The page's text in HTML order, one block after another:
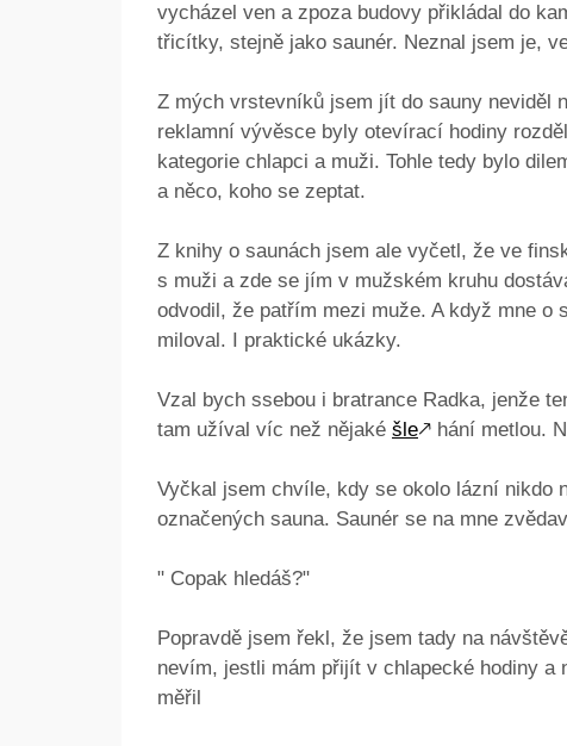
vycházel ven a zpoza budovy přikládal do
třicítky, stejně jako saunér. Neznal jsem je,
Z mých vrstevníků jsem jít do sauny neviděl
reklamní vývěsce byly otevírací hodiny
kategorie chlapci a muži. Tohle tedy bylo
a něco, koho se zeptat.
Z knihy o saunách jsem ale vyčetl, že ve
s muži a zde se jím v mužském kruhu
odvodil, že patřím mezi muže. A když mne o
miloval. I praktické ukázky.
Vzal bych ssebou i bratrance Radka, jenže
tam užíval víc než nějaké šle🡕 hání metlou.
Vyčkal jsem chvíle, kdy se okolo lázní nikdo
označených sauna. Saunér se na mne
" Copak hledáš?"
Popravdě jsem řekl, že jsem tady na
nevím, jestli mám přijít v chlapecké hodiny a
měřil